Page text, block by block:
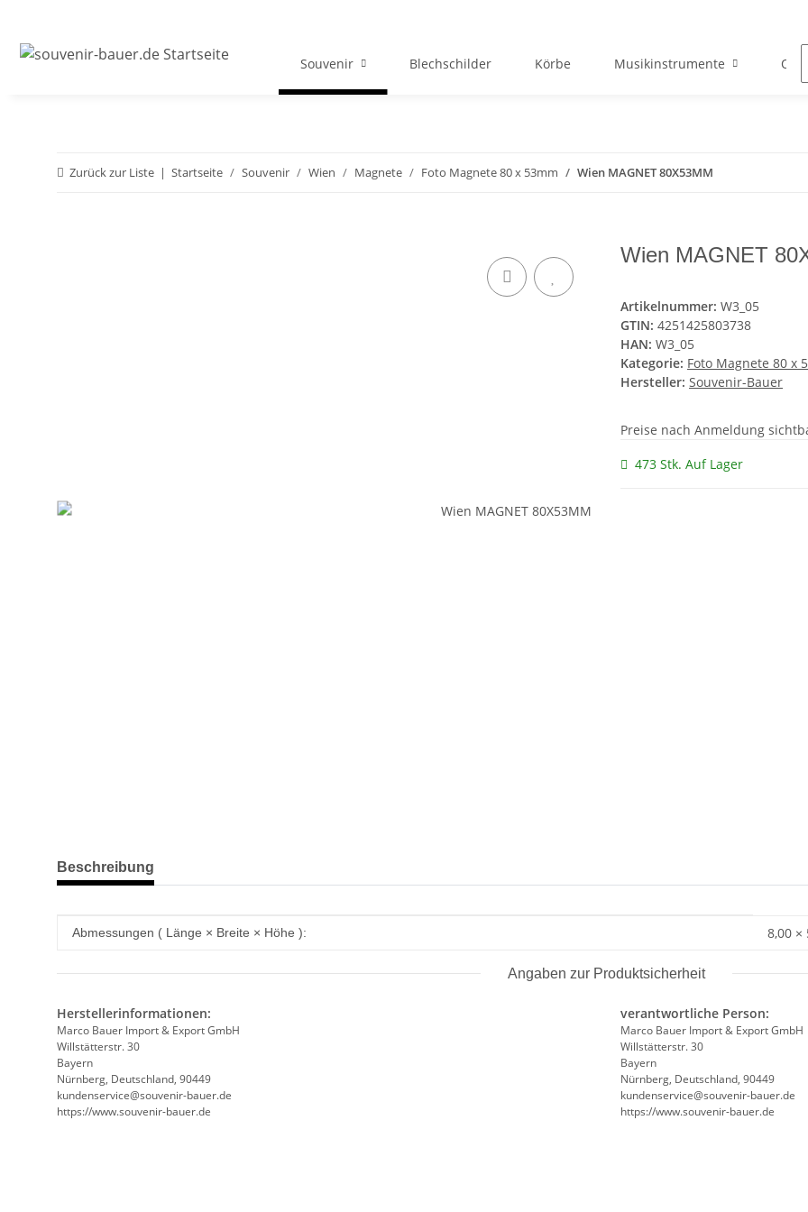
Souvenir Blechschilder Körbe Musikinstrumente
Zurück zur Liste Startseite Souvenir Wien Magnete Foto Magnete 80 x 53mm Wien MAGNET 80X53MM
Wien MAGNET
Artikelnummer: W3_05
GTIN: 4251425803738
HAN: W3_05
Kategorie: Foto Magnete 80 x
Hersteller: Souvenir-Bauer
Preise nach Anmeldung
473 Stk. Auf Lager
weitere Registerkarten anzeigen
Beschreibung
Produkteigenschaft
Wert
Abmessungen ( Länge × Breite × Höhe ): 8,00 ×
Angaben zur Produktsicherheit
Herstellerinformationen:
Marco Bauer Import & Export GmbH
Willstätterstr. 30
Bayern
Nürnberg, Deutschland, 90449
kundenservice@souvenir-bauer.de
https://www.souvenir-bauer.de
verantwortliche Person:
Marco Bauer Import & Export GmbH
Willstätterstr. 30
Bayern
Nürnberg, Deutschland, 90449
kundenservice@souvenir-bauer.de
https://www.souvenir-bauer.de